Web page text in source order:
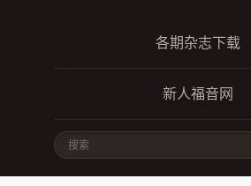
各期杂志下载
新人福音网